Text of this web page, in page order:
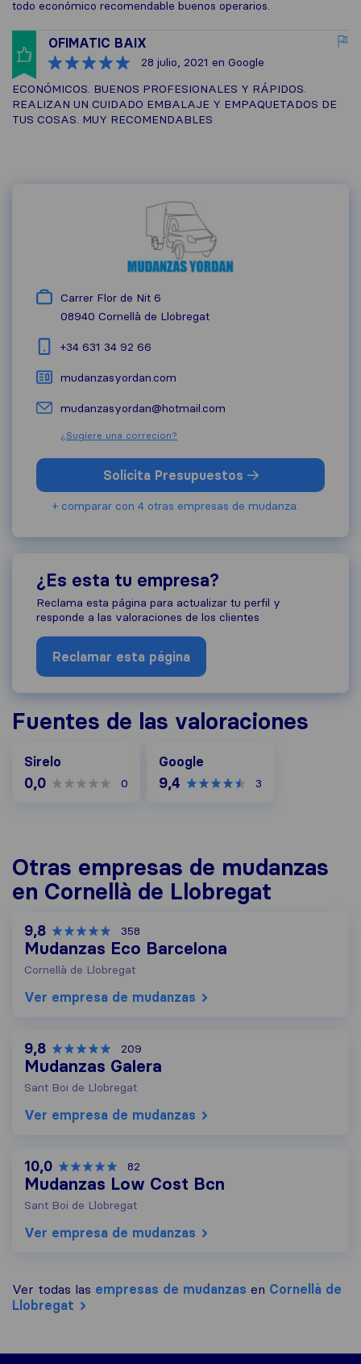
todo económico recomendable buenos operarios.
OFIMATIC BAIX
28 julio, 2021 en Google
ECONÓMICOS. BUENOS PROFESIONALES Y RÁPIDOS.
REALIZAN UN CUIDADO EMBALAJE Y EMPAQUETADOS DE
TUS COSAS. MUY RECOMENDABLES
Carrer Flor de Nit 6
08940 Cornellà de Llobregat
+34 631 34 92 66
mudanzasyordan.com
mudanzasyordan@hotmail.com
¿Sugiere una correcion?
Solicita Presupuestos
+ comparar con 4 otras empresas de mudanza.
¿Es esta tu empresa?
Reclama esta página para actualizar tu perfil y
responde a las valoraciones de los clientes
Reclamar esta página
Fuentes de las valoraciones
Sirelo
0,0 0
Google
9,4 3
Otras empresas de mudanzas
en Cornellà de Llobregat
9,8 358
Mudanzas Eco Barcelona
Cornellà de Llobregat
Ver empresa de mudanzas
9,8 209
Mudanzas Galera
Sant Boi de Llobregat
Ver empresa de mudanzas
10,0 82
Mudanzas Low Cost Bcn
Sant Boi de Llobregat
Ver empresa de mudanzas
Ver todas las empresas de mudanzas en Cornellà de
Llobregat